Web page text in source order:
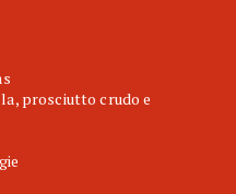
prosciutto crudo e